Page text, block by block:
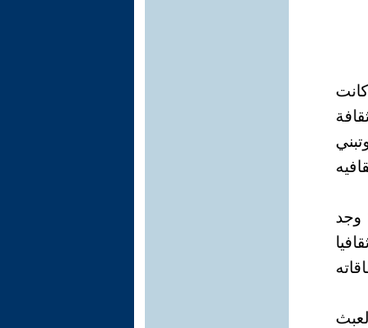
أن الاسلام السياسي بقيادة الاخوان وبمجرد أن وفد في 2011 وجد